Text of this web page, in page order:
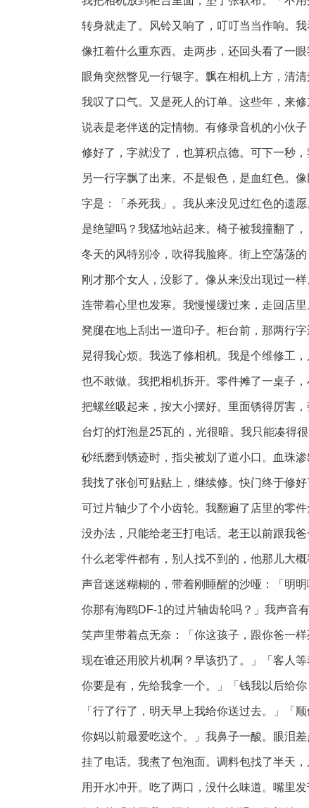
转身就走了。风铃又响了，叮叮当当作响。
像扛着什么重东西。走两步，还回头看了一
眼角突然瞥见一行银字。飘在相机上方，清
我叹了口气。又是死人的订单。这些年，来
说表是老伴送的定情物。有修录音机的小伙
修好了，字就没了，也算积点德。可下一秒
另一行字飘了出来。不是银色，是血红色。
字是：「杀死我」。我从来没见过红色的遗
是绝望吗？我猛地站起来。椅子被我撞翻了
冬天的风特别冷，吹得我脸疼。街上空荡荡
刚才那个女人，没影了。像从来没出现过一
连带着心里也发寒。我慢慢缓过来，走回店里
凳腿在地上刮出一道印子。柜台前，那两行
晃得我心烦。我选了修相机。我是个维修工
也不敢做。我把相机拆开。零件摊了一桌子
把螺丝吸起来，按大小摆好。里面锈得厉害
台灯的灯泡是25瓦的，光很暗。我只能凑得
砂纸磨到锈迹时，指尖被划了道小口。血珠
我找了张创可贴贴上，继续修。快门终于修
可过片轴少了个小齿轮。我翻遍了店里的零
没办法，只能给老王打电话。老王以前跟我
什么老零件都有，别人找不到的，他那儿大
声音迷迷糊糊的，带着刚睡醒的沙哑：「明
你那有海鸥DF-1的过片轴齿轮吗？」我声音
笑声里带着点无奈：「你这孩子，跟你爸一
现在谁还用胶片机啊？早该扔了。」「客人
你要是有，先给我拿一个。」「钱我以后给
「行了行了，明天早上我给你送过去。」「
你妈以前最爱吃这个。」我鼻子一酸。眼泪
挂了电话。我煮了包泡面。调料包找了半天
用开水冲开。吃了两口，没什么味道。嘴里